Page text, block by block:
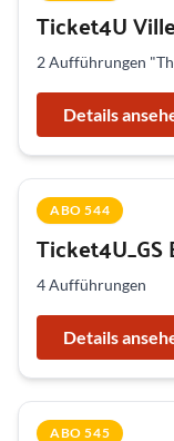
Ticket4U
2 Aufführungen
Details
ABO 544
4 Aufführungen
Details
ABO 545